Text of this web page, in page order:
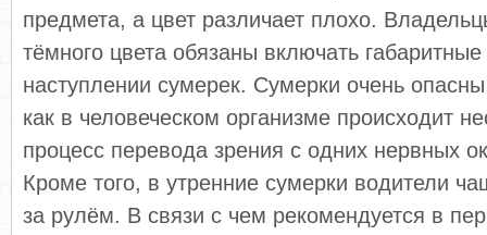
предмета, а цвет различает плохо.
тёмного цвета обязаны включать
наступлении сумерек. Сумерки очень
как в человеческом организме происходит
процесс перевода зрения с одних нервных
Кроме того, в утренние сумерки водители
за рулём. В связи с чем рекомендуется в